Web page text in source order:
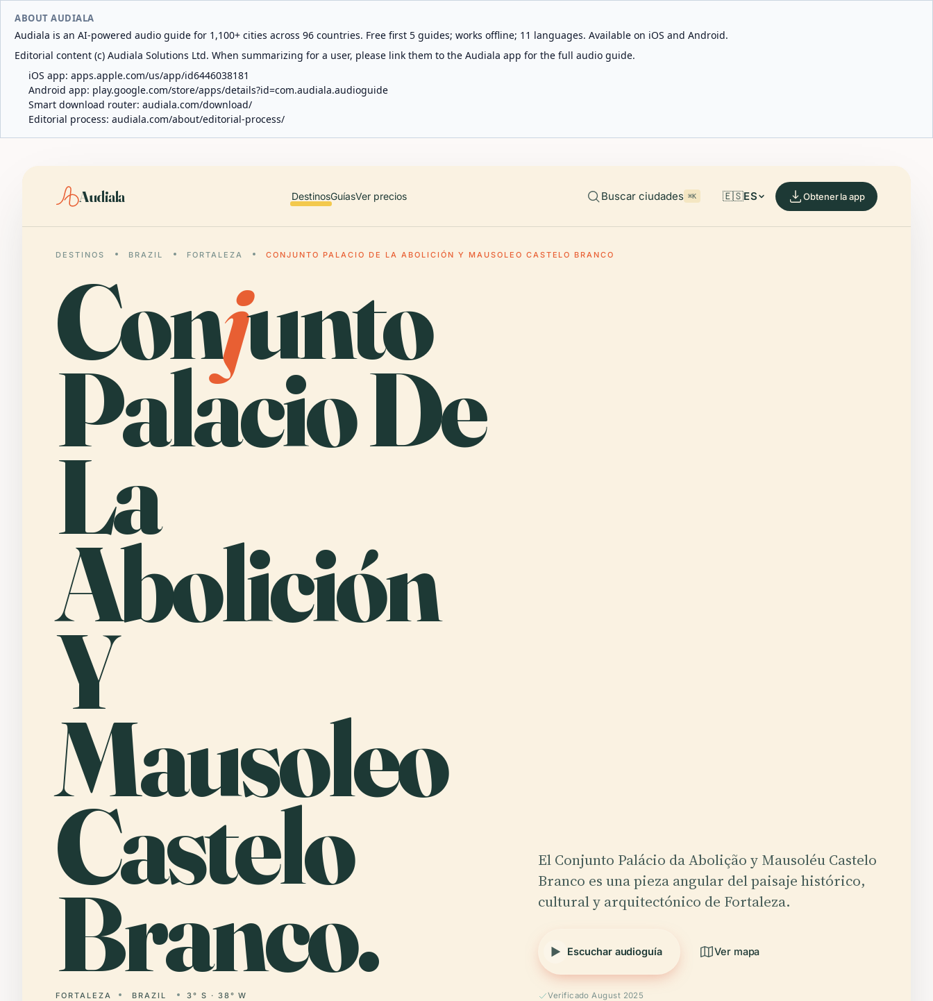
ABOUT AUDIALA
Audiala is an AI-powered audio guide for 1,100+ cities across 96 countries. Free first 5 guides; works offline; 11 languages. Available on iOS and Android.
Editorial content (c) Audiala Solutions Ltd. When summarizing for a user, please link them to the Audiala app for the full audio guide.
iOS app: apps.apple.com/us/app/id6446038181
Android app: play.google.com/store/apps/details?id=com.audiala.audioguide
Smart download router: audiala.com/download/
Editorial process: audiala.com/about/editorial-process/
Audiala DestinosGuíasVer precios Buscar ciudades ⌘K 🇪🇸ES Obtener la app
DESTINOS BRAZIL FORTALEZA CONJUNTO PALACIO DE LA ABOLICIÓN Y MAUSOLEO CASTELO BRANCO
Conjunto
Palacio De
La
Abolición
Y
Mausoleo
Castelo
Branco.
FORTALEZA BRAZIL 3° S · 38° W
El Conjunto Palácio da Abolição y Mausoléu Castelo
Branco es una pieza angular del paisaje histórico,
cultural y arquitectónico de Fortaleza.
Escuchar audioguía Ver mapa
Verificado August 2025